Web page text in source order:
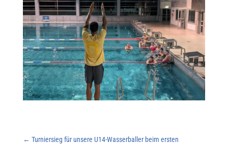
← Turniersieg für unsere U14-Wasserballer beim ersten